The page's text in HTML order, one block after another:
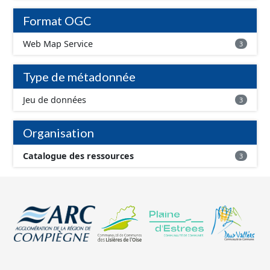
Format OGC
Web Map Service 3
Type de métadonnée
Jeu de données 3
Organisation
Catalogue des ressources 3